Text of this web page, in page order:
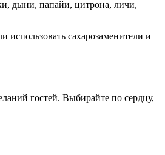
дыни, папайи, цитрона, личи,
использовать сахарозаменители и
гостей. Выбирайте по сердцу,